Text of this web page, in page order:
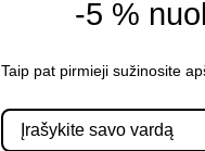
-5 %
Taip pat pirmieji sužinosite